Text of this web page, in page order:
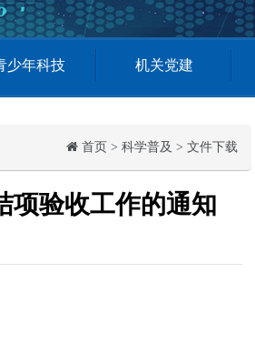
少年科技 机关党建
首页 > 科学普及 > 文件下载
项验收工作的通知